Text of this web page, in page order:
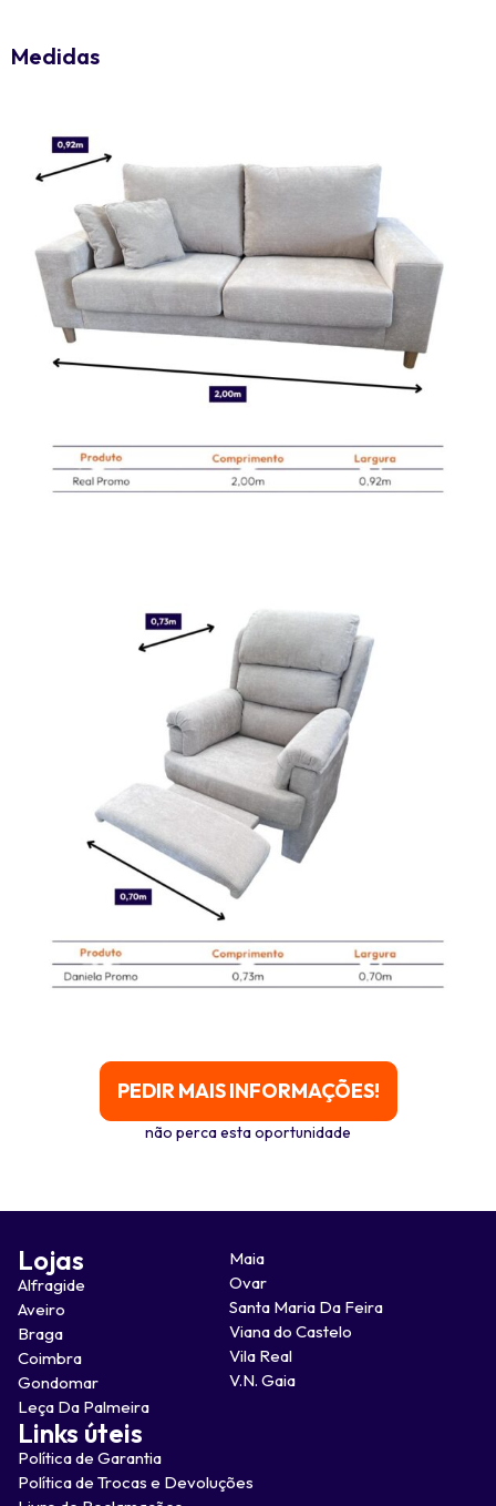
Medidas
PEDIR MAIS INFORMAÇÕES!
não perca esta oportunidade
Lojas
Alfragide
Aveiro
Braga
Coimbra
Gondomar
Leça Da Palmeira
Maia
Ovar
Santa Maria Da Feira
Viana do Castelo
Vila Real
V.N. Gaia
Links úteis
Política de Garantia
Política de Trocas e Devoluções